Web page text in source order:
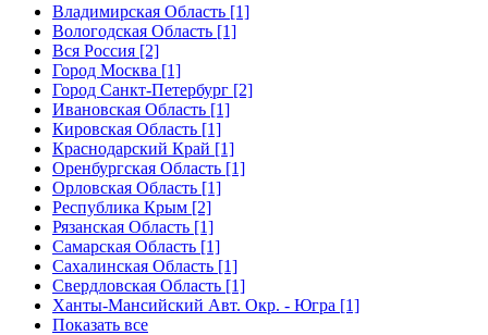
Владимирская Область [1]
Вологодская Область [1]
Вся Россия [2]
Город Москва [1]
Город Санкт-Петербург [2]
Ивановская Область [1]
Кировская Область [1]
Краснодарский Край [1]
Оренбургская Область [1]
Орловская Область [1]
Республика Крым [2]
Рязанская Область [1]
Самарская Область [1]
Сахалинская Область [1]
Свердловская Область [1]
Ханты-Мансийский Авт. Окр. - Югра [1]
Показать все